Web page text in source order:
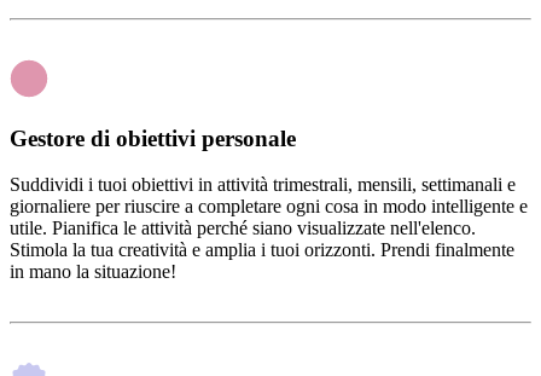
Gestore di obiettivi personale
Suddividi i tuoi obiettivi in attività trimestrali, mensili, settimanali e
giornaliere per riuscire a completare ogni cosa in modo intelligente e
utile. Pianifica le attività perché siano visualizzate nell'elenco.
Stimola la tua creatività e amplia i tuoi orizzonti. Prendi finalmente
in mano la situazione!